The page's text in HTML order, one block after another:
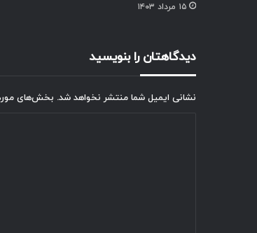
۱۵ مرداد ۱۴۰۳
دیدگاهتان را بنویسید
نشانی ایمیل شما منتشر نخواهد شد. بخش‌های